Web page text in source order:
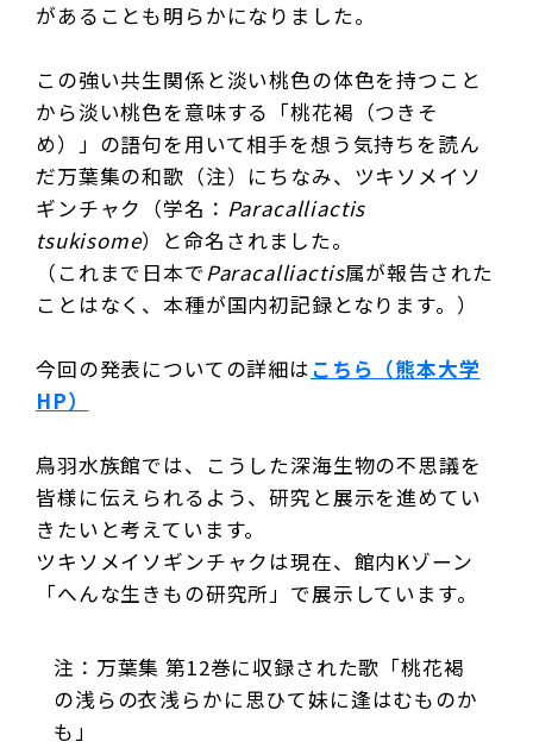
があることも明らかになりました。
この強い共生関係と淡い桃色の体色を持つこと
から淡い桃色を意味する「桃花褐（つきそ
め）」の語句を用いて相手を想う気持ちを読ん
だ万葉集の和歌（注）にちなみ、ツキソメイソ
ギンチャク（学名： Paracalliactis
tsukisome）と命名されました。
（これまで日本でParacalliactis属が報告された
ことはなく、本種が国内初記録となります。）
今回の発表についての詳細はこちら（熊本大学
HP）
鳥羽水族館では、こうした深海生物の不思議を
皆様に伝えられるよう、研究と展示を進めてい
きたいと考えています。
ツキソメイソギンチャクは現在、館内Kゾーン
「へんな生きもの研究所」で展示しています。
注：万葉集 第12巻に収録された歌「桃花褐
の浅らの衣浅らかに思ひて妹に逢はむものか
も」